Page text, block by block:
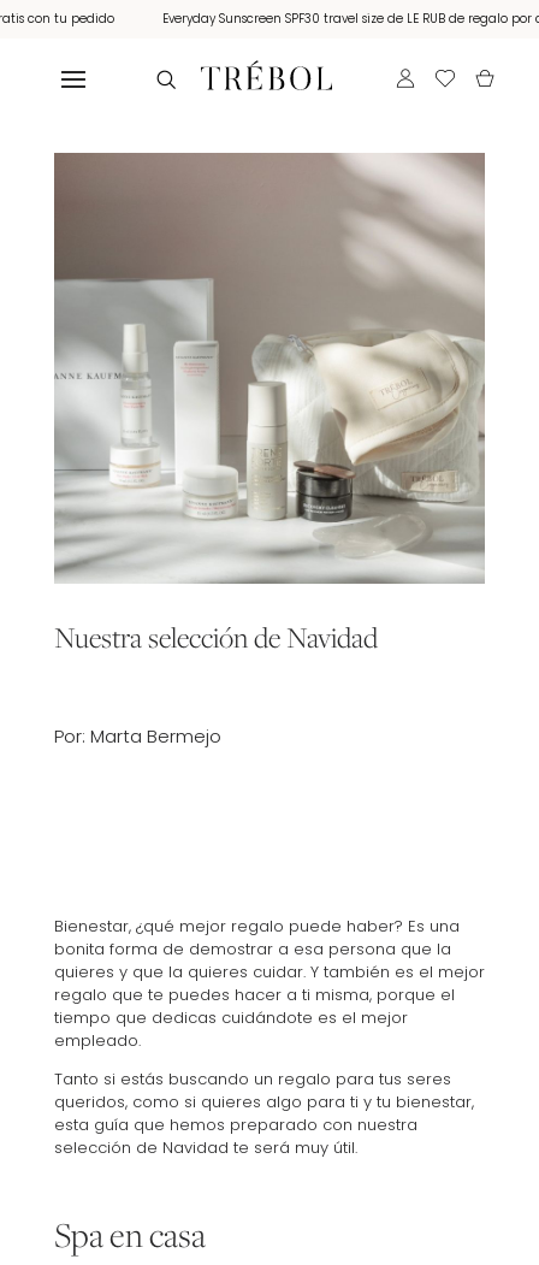
con tu pedido Everyday Sunscreen SPF30 travel size de LE RUB de regalo por
Nuestra selección de Navidad
Por: Marta Bermejo
Bienestar, ¿qué mejor regalo puede haber? Es una
bonita forma de demostrar a esa persona que la
quieres y que la quieres cuidar. Y también es el mejor
regalo que te puedes hacer a ti misma, porque el
tiempo que dedicas cuidándote es el mejor
empleado.
Tanto si estás buscando un regalo para tus seres
queridos, como si quieres algo para ti y tu bienestar,
esta guía que hemos preparado con nuestra
selección de Navidad te será muy útil.
Spa en casa